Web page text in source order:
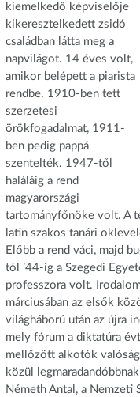
kiemelkedő képviselője
kikeresztelkedett zsidó
családban látta meg a
napvilágot. 14 éves volt,
amikor belépett a piarista
rendbe. 1910-ben tett
szerzetesi
örökfogadalmat, 1911-
ben pedig pappá
szentelték. 1947-től
haláláig a rend
magyarországi
tartományfőnöke volt. A
latin szakos tanári
Előbb a rend váci, majd
tól ’44-ig a Szegedi
professzora volt.
márciusában az elsők
világháború után az újra
mely fórum a diktatúra
mellőzött alkotók
közül
Németh Antal, a Nemzeti